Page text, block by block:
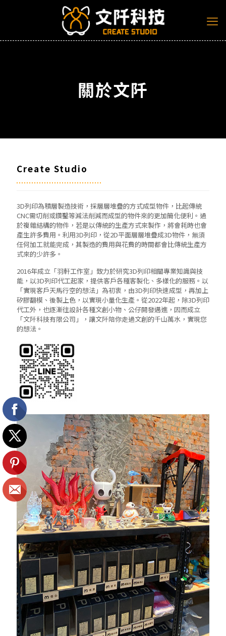
關於文阡
Create Studio
3D列印為積層製造技術，採層層堆疊的方式成型物件，比起傳統
CNC需切削或鑽鑿等減法削減而成型的物件來的更加簡化便利。過
於複雜結構的物件，若是以傳統的生產方式來製作，將會耗時也會
產生許多費用。利用3D列印，從2D平面層層堆疊成3D物件，無須
任何加工就能完成，其製造的費用與花費的時間都會比傳統生產方
式來的少許多。
2016年成立「羽軒工作室」致力於研究3D列印相關專業知識與技
能，以3D列印代工起家，提供客戶各種客製化、多樣化的服務。以
「實現客戶天馬行空的想法」為初衷，由3D列印快速成型，再加上
矽膠翻模、後製上色，以實現小量化生產。從2022年起，除3D列印
代工外，也逐漸往設計各種文創小物、公仔開發邁進，因而成立
「文阡科技有限公司」，讓文阡陪你走過文創的千山萬水，實現您
的想法。